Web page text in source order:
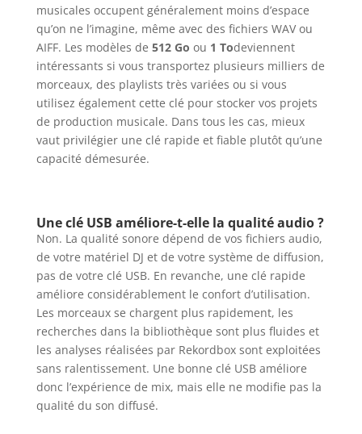
musicales occupent généralement moins d’espace
qu’on ne l’imagine, même avec des fichiers WAV ou
AIFF. Les modèles de 512 Go ou 1 Todeviennent
intéressants si vous transportez plusieurs milliers de
morceaux, des playlists très variées ou si vous
utilisez également cette clé pour stocker vos projets
de production musicale. Dans tous les cas, mieux
vaut privilégier une clé rapide et fiable plutôt qu’une
capacité démesurée.
Une clé USB améliore-t-elle la qualité audio ?
Non. La qualité sonore dépend de vos fichiers audio,
de votre matériel DJ et de votre système de diffusion,
pas de votre clé USB. En revanche, une clé rapide
améliore considérablement le confort d’utilisation.
Les morceaux se chargent plus rapidement, les
recherches dans la bibliothèque sont plus fluides et
les analyses réalisées par Rekordbox sont exploitées
sans ralentissement. Une bonne clé USB améliore
donc l’expérience de mix, mais elle ne modifie pas la
qualité du son diffusé.